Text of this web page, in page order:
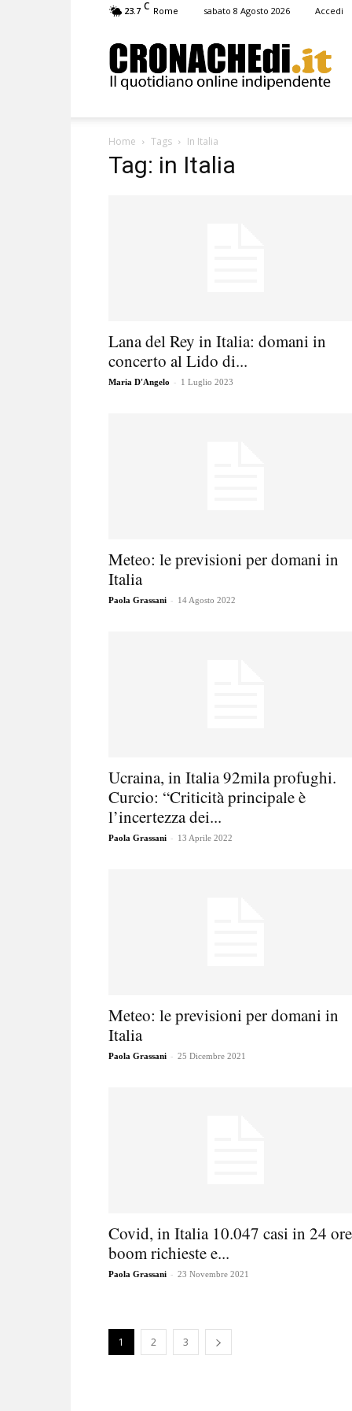
23.7 C Rome sabato 8 Agosto 2026 Accedi
Home Tags In Italia
Tag: in Italia
Lana del Rey in Italia: domani in
concerto al Lido di...
Maria D'Angelo - 1 Luglio 2023
Meteo: le previsioni per domani in
Italia
Paola Grassani - 14 Agosto 2022
Ucraina, in Italia 92mila profughi.
Curcio: “Criticità principale è
l’incertezza dei...
Paola Grassani - 13 Aprile 2022
Meteo: le previsioni per domani in
Italia
Paola Grassani - 25 Dicembre 2021
Covid, in Italia 10.047 casi in 24
boom richieste e...
Paola Grassani - 23 Novembre 2021
1 2 3